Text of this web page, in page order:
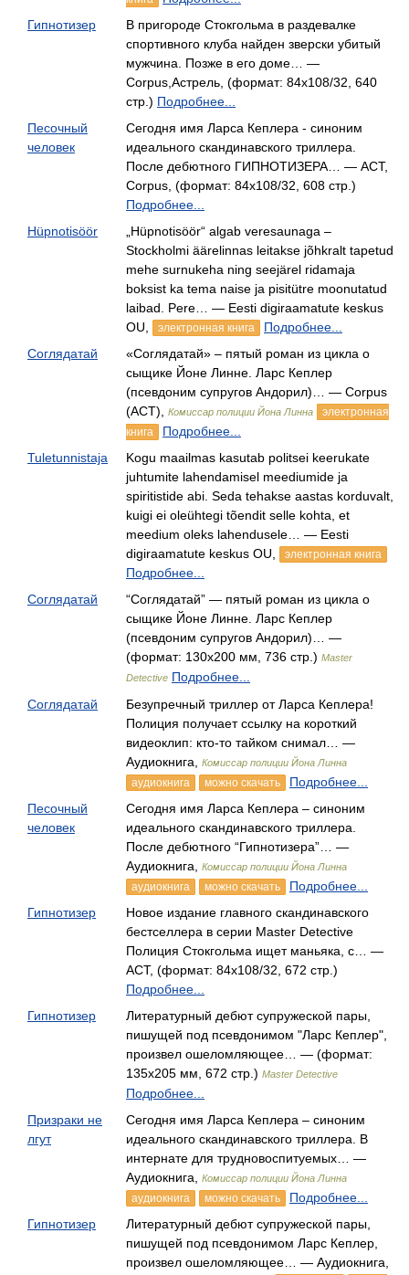
Гипнотизер
В пригороде Стокгольма в раздевалке
спортивного клуба найден зверски убитый
мужчина. Позже в его доме… —
Corpus,Астрель, (формат: 84x108/32, 640
стр.) Подробнее...
Песочный
человек
Сегодня имя Ларса Кеплера - синоним
идеального скандинавского триллера.
После дебютного ГИПНОТИЗЕРА… — АСТ,
Corpus, (формат: 84x108/32, 608 стр.)
Подробнее...
Hüpnotisöör
„Hüpnotisöör“ algab veresaunaga –
Stockholmi äärelinnas leitakse jõhkralt tapetud
mehe surnukeha ning seejärel ridamaja
boksist ka tema naise ja pisitütre moonutatud
laibad. Pere… — Eesti digiraamatute keskus
OU,
электронная книга
Подробнее...
Соглядатай
«Соглядатай» – пятый роман из цикла о
сыщике Йоне Линне. Ларс Кеплер
(псевдоним супругов Андорил)… — Corpus
(АСТ),
Комиссар полиции Йона Линна
электронная
книга
Подробнее...
Tuletunnistaja
Kogu maailmas kasutab politsei keerukate
juhtumite lahendamisel meediumide ja
spiritistide abi. Seda tehakse aastas korduvalt,
kuigi ei oleühtegi tõendit selle kohta, et
meedium oleks lahendusele… — Eesti
digiraamatute keskus OU,
электронная книга
Подробнее...
Соглядатай
“Соглядатай” — пятый роман из цикла о
сыщике Йоне Линне. Ларс Кеплер
(псевдоним супругов Андорил)… —
(формат: 130х200 мм, 736 стр.) Master
Detective Подробнее...
Соглядатай
Безупречный триллер от Ларса Кеплера!
Полиция получает ссылку на короткий
видеоклип: кто-то тайком снимал… —
Аудиокнига,
Комиссар полиции Йона Линна
аудиокнига можно скачать
Подробнее...
Песочный
человек
Сегодня имя Ларса Кеплера – синоним
идеального скандинавского триллера.
После дебютного “Гипнотизера”… —
Аудиокнига,
Комиссар полиции Йона Линна
аудиокнига можно скачать
Подробнее...
Гипнотизер
Новое издание главного скандинавского
бестселлера в серии Master Detective
Полиция Стокгольма ищет маньяка, с… —
АСТ, (формат: 84x108/32, 672 стр.)
Подробнее...
Гипнотизер
Литературный дебют супружеской пары,
пишущей под псевдонимом "Ларс Кеплер",
произвел ошеломляющее… — (формат:
135х205 мм, 672 стр.) Master Detective
Подробнее...
Призраки не
лгут
Сегодня имя Ларса Кеплера – синоним
идеального скандинавского триллера. В
интернате для трудновоспитуемых… —
Аудиокнига,
Комиссар полиции Йона Линна
аудиокнига можно скачать
Подробнее...
Гипнотизер
Литературный дебют супружеской пары,
пишущей под псевдонимом Ларс Кеплер,
произвел ошеломляющее… — Аудиокнига,